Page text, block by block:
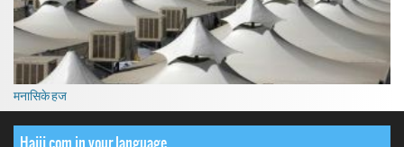
मनासिके हज
Hajij.com in your language